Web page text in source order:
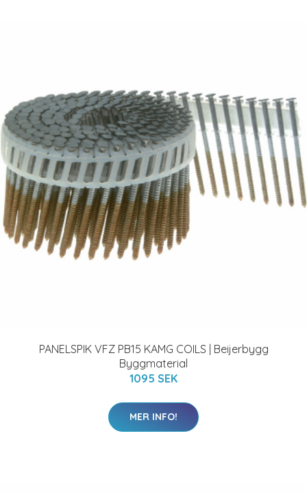
PANELSPIK VFZ PB15 KAMG COILS | Beijerbygg
Byggmaterial
1095 SEK
MER INFO!